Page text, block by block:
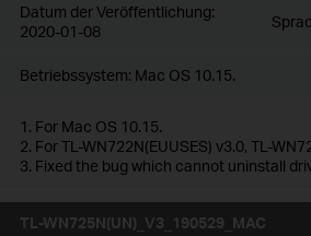
Datum der Veröffentlichung:
2020-01-08
Betriebssystem: Mac OS 10.15.
1. For Mac OS 10.15.
2. For TL-WN722N(EUUSES) v3.0, TL-
3. Fixed the bug which cannot uninstall
TL-WN725N(UN)_V3_190529_MAC